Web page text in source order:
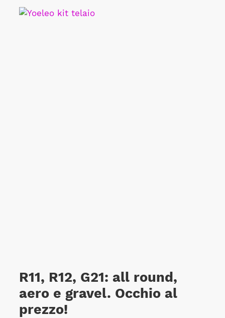
R11, R12, G21: all round,
aero e gravel. Occhio al
prezzo!